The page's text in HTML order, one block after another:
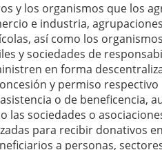
y los organismos que los
e industria,
así como los
y sociedades de
en forma
y permiso respectivo
o de beneficencia,
las sociedades o
para recibir donativos
a personas,